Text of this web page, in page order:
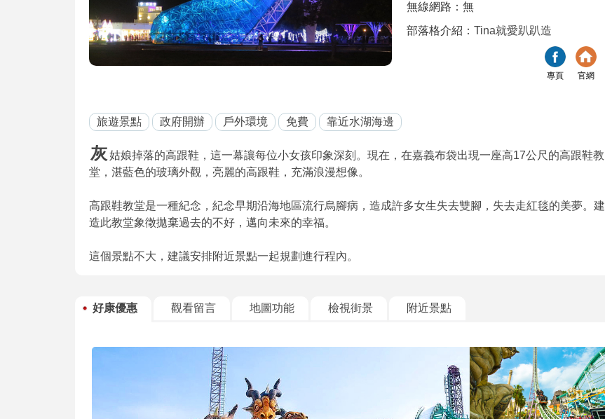
無線網路：無
部落格介紹：Tina就愛趴趴造
專頁 官網
旅遊景點 政府開辦 戶外環境 免費 靠近水湖海邊
灰姑娘掉落的高跟鞋，這一幕讓每位小女孩印象深刻。現在，在嘉義布袋出現一座高17公尺的高跟鞋教
堂，湛藍色的玻璃外觀，亮麗的高跟鞋，充滿浪漫想像。
高跟鞋教堂是一種紀念，紀念早期沿海地區流行烏腳病，造成許多女生失去雙腳，失去走紅毯的美夢。建
造此教堂象徵拋棄過去的不好，邁向未來的幸福。
這個景點不大，建議安排附近景點一起規劃進行程內。
好康優惠 觀看留言 地圖功能 檢視街景 附近景點